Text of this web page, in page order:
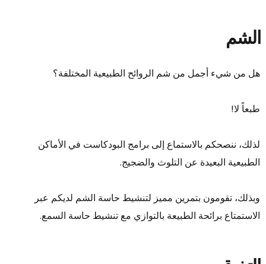
الشم
هل من شيء أجمل من شم الروائح الطبيعية المختلفة؟
طبعاً لا!
لذلك، ننصحكم بالاستماع إلى برامج البودكاست في الأماكن
الطبيعية البعيدة عن التلوث والضجيج.
وبذلك، تقومون بتمرين مميز لتنشيط حاسة الشم لديكم عبر
الاستمتاع برائحة الطبيعة بالتوازي مع تنشيط حاسة السمع.